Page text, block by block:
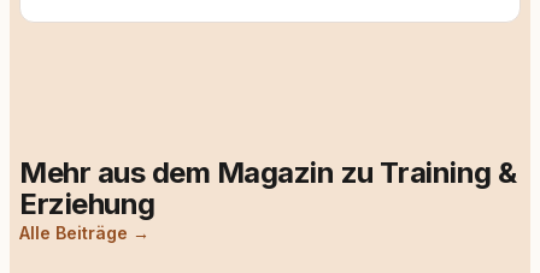
Mehr aus dem Magazin zu Training &
Erziehung
Alle Beiträge →